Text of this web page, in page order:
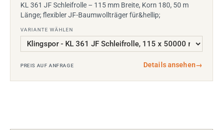
KL 361 JF Schleifrolle – 115 mm Breite, Korn 180, 50 m
Länge; flexibler JF-Baumwollträger für&hellip;
VARIANTE WÄHLEN
PREIS AUF ANFRAGE Details ansehen→